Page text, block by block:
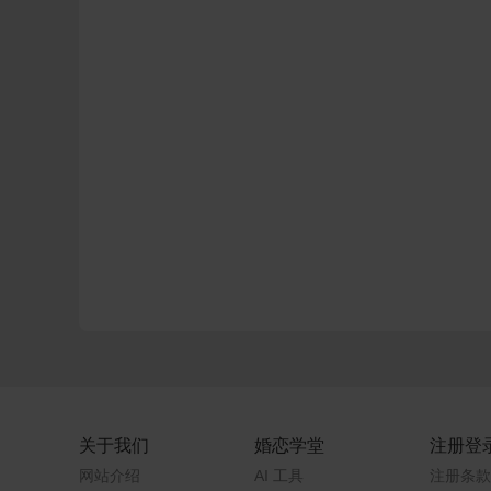
关于我们
网站介绍
婚恋学堂
AI 工具
注册登
注册条款